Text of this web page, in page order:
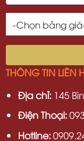
THÔNG TIN LIÊN
Địa chỉ:145
Điện Thoại:
Hotline: